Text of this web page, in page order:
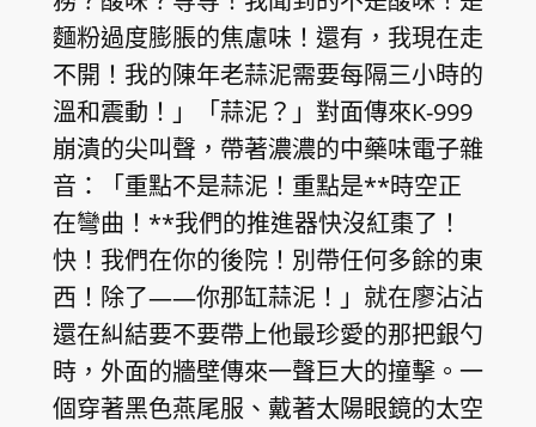
麵粉過度膨脹的焦慮味！還有，我現在走
不開！我的陳年老蒜泥需要每隔三小時的
溫和震動！」「蒜泥？」對面傳來K-999
崩潰的尖叫聲，帶著濃濃的中藥味電子雜
音：「重點不是蒜泥！重點是**時空正
在彎曲！**我們的推進器快沒紅棗了！
快！我們在你的後院！別帶任何多餘的東
西！除了——你那缸蒜泥！」就在廖沾沾
還在糾結要不要帶上他最珍愛的那把銀勺
時，外面的牆壁傳來一聲巨大的撞擊。一
個穿著黑色燕尾服、戴著太陽眼鏡的太空